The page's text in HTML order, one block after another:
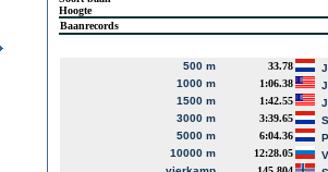
Hoogte
Baanrecords
500 m 33.78
1000 m
1:06.38
1500 m
1:42.55
3000 m
3:39.65
5000 m
6:04.36
10000 m
12:28.05